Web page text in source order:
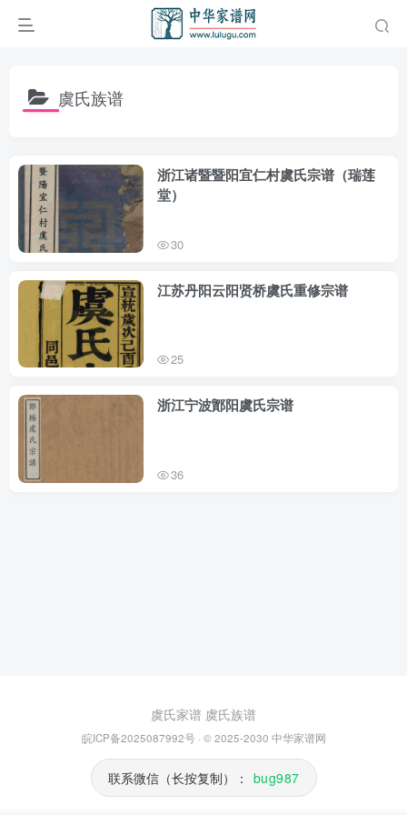
虞氏族谱
浙江诸暨暨阳宜仁村虞氏宗谱（瑞莲
堂）
30
江苏丹阳云阳贤桥虞氏重修宗谱
25
浙江宁波鄮阳虞氏宗谱
36
虞氏家谱 虞氏族谱
皖ICP备2025087992号· © 2025-2030 中华家谱网
联系微信（长按复制）： bug987